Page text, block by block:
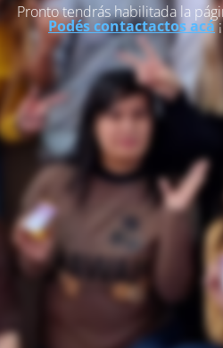
Pronto tendrás habilitada la
Podés contactactos acá